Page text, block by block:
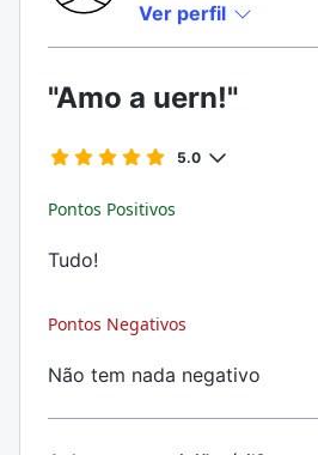
Ver perfil
"Amo a uern!"
5.0
Pontos Positivos
Tudo!
Pontos Negativos
Não tem nada negativo